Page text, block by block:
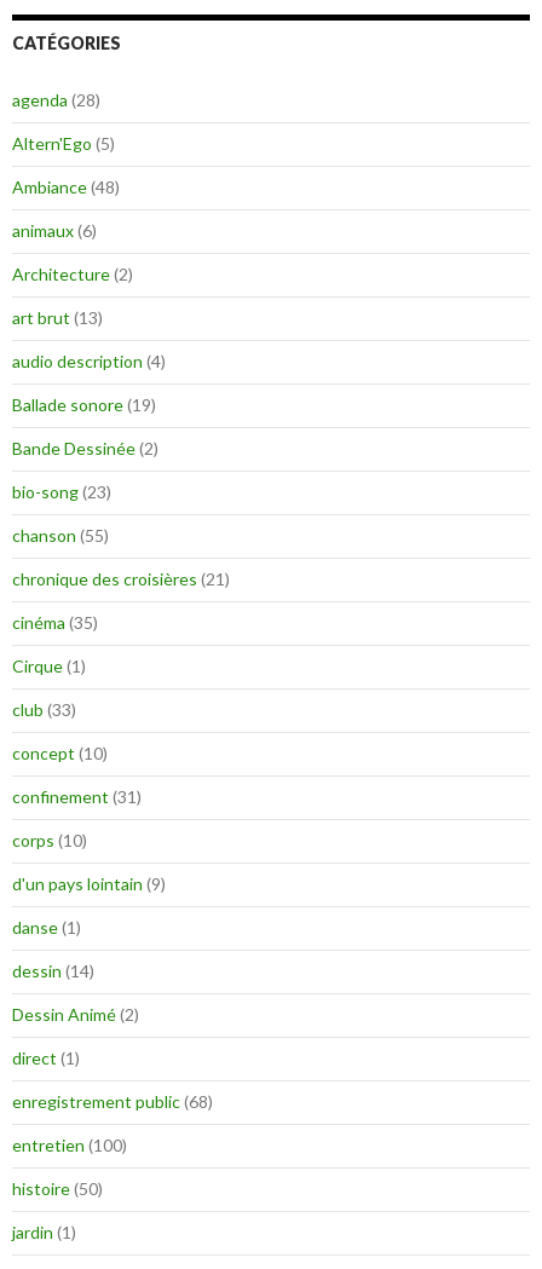
CATÉGORIES
agenda (28)
Altern'Ego (5)
Ambiance(48)
animaux(6)
Architecture(2)
art brut (13)
audio description (4)
Ballade sonore(19)
Bande Dessinée(2)
bio-song(23)
chanson (55)
chronique des croisières (21)
cinéma (35)
Cirque(1)
club (33)
concept (10)
confinement (31)
corps (10)
d'un pays lointain (9)
danse(1)
dessin (14)
Dessin Animé(2)
direct (1)
enregistrement public(68)
entretien (100)
histoire(50)
jardin (1)